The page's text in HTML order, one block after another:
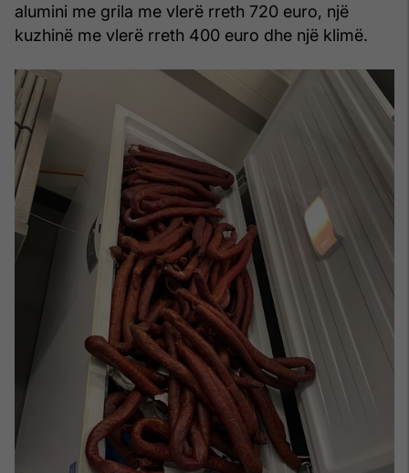
alumini me grila me vlerë rreth 720 euro, një
kuzhinë me vlerë rreth 400 euro dhe një klimë.